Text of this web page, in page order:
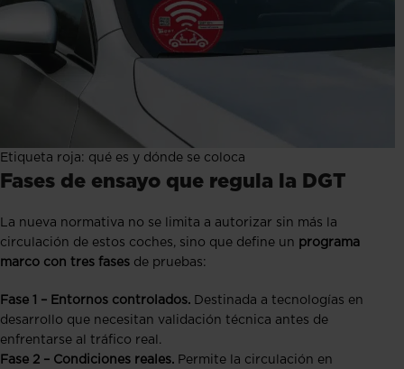
Etiqueta roja: qué es y dónde se coloca
Fases de ensayo que regula la DGT
La nueva normativa no se limita a autorizar sin más la
circulación de estos coches, sino que define un programa
marco con tres fases de pruebas:
Fase 1 – Entornos controlados. Destinada a tecnologías en
desarrollo que necesitan validación técnica antes de
enfrentarse al tráfico real.
Fase 2 – Condiciones reales. Permite la circulación en